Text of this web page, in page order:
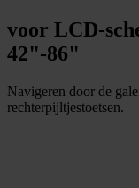
voor LCD-
42"-86"
Navigeren door de
rechterpijltjestoetsen.